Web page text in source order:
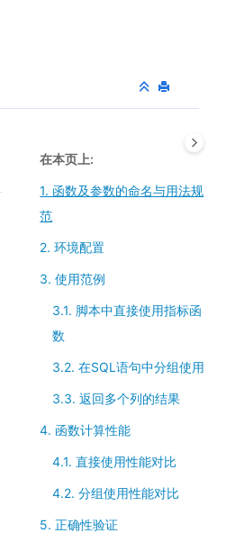
在本页上
1. 函数及参数的命名与用法规
范
2. 环境配置
3. 使用范例
3.1. 脚本中直接使用指标函
数
3.2. 在SQL语句中分组使用
3.3. 返回多个列的结果
4. 函数计算性能
4.1. 直接使用性能对比
4.2. 分组使用性能对比
5. 正确性验证